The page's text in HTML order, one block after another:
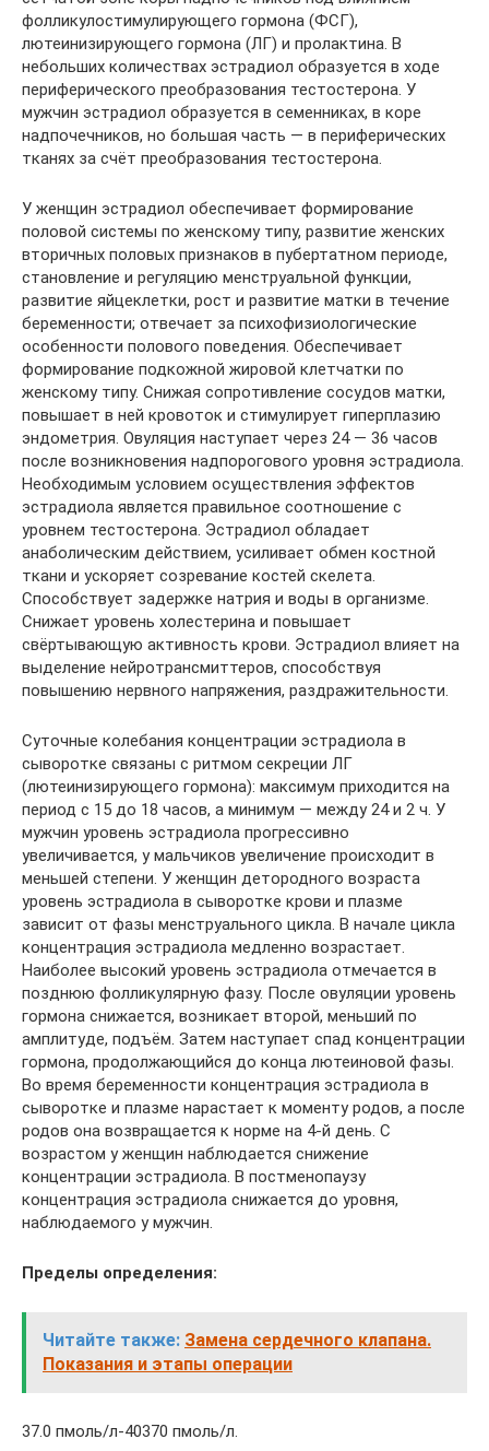
фолликулостимулирующего гормона (ФСГ),
лютеинизирующего гормона (ЛГ) и пролактина. В
небольших количествах эстрадиол образуется в ходе
периферического преобразования тестостерона. У
мужчин эстрадиол образуется в семенниках, в коре
надпочечников, но большая часть — в периферических
тканях за счёт преобразования тестостерона.
У женщин эстрадиол обеспечивает формирование
половой системы по женскому типу, развитие женских
вторичных половых признаков в пубертатном периоде,
становление и регуляцию менструальной функции,
развитие яйцеклетки, рост и развитие матки в течение
беременности; отвечает за психофизиологические
особенности полового поведения. Обеспечивает
формирование подкожной жировой клетчатки по
женскому типу. Снижая сопротивление сосудов матки,
повышает в ней кровоток и стимулирует гиперплазию
эндометрия. Овуляция наступает через 24 — 36 часов
после возникновения надпорогового уровня эстрадиола.
Необходимым условием осуществления эффектов
эстрадиола является правильное соотношение с
уровнем тестостерона. Эстрадиол обладает
анаболическим действием, усиливает обмен костной
ткани и ускоряет созревание костей скелета.
Способствует задержке натрия и воды в организме.
Снижает уровень холестерина и повышает
свёртывающую активность крови. Эстрадиол влияет на
выделение нейротрансмиттеров, способствуя
повышению нервного напряжения, раздражительности.
Суточные колебания концентрации эстрадиола в
сыворотке связаны с ритмом секреции ЛГ
(лютеинизирующего гормона): максимум приходится на
период с 15 до 18 часов, а минимум — между 24 и 2 ч. У
мужчин уровень эстрадиола прогрессивно
увеличивается, у мальчиков увеличение происходит в
меньшей степени. У женщин детородного возраста
уровень эстрадиола в сыворотке крови и плазме
зависит от фазы менструального цикла. В начале цикла
концентрация эстрадиола медленно возрастает.
Наиболее высокий уровень эстрадиола отмечается в
позднюю фолликулярную фазу. После овуляции уровень
гормона снижается, возникает второй, меньший по
амплитуде, подъём. Затем наступает спад концентрации
гормона, продолжающийся до конца лютеиновой фазы.
Во время беременности концентрация эстрадиола в
сыворотке и плазме нарастает к моменту родов, а после
родов она возвращается к норме на 4-й день. С
возрастом у женщин наблюдается снижение
концентрации эстрадиола. В постменопаузу
концентрация эстрадиола снижается до уровня,
наблюдаемого у мужчин.
Пределы определения:
Читайте также: Замена сердечного клапана.
Показания и этапы операции
37.0 пмоль/л-40370 пмоль/л.